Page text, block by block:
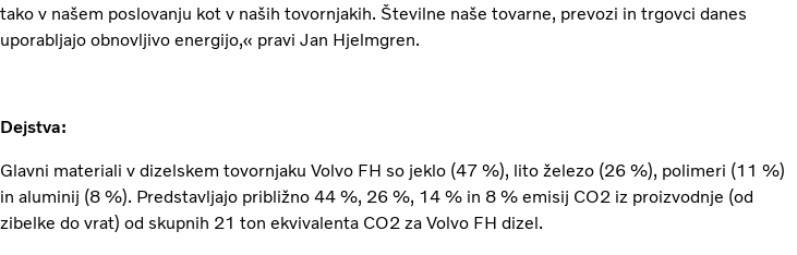
tako v našem poslovanju kot v naših tovornjakih. Številne naše tovarne, prevozi in trgovci danes
uporabljajo obnovljivo energijo,« pravi Jan Hjelmgren.
Dejstva:
Glavni materiali v dizelskem tovornjaku Volvo FH so jeklo (47 %), lito železo (26 %), polimeri (11 %)
in aluminij (8 %). Predstavljajo približno 44 %, 26 %, 14 % in 8 % emisij CO2 iz proizvodnje (od
zibelke do vrat) od skupnih 21 ton ekvivalenta CO2 za Volvo FH dizel.